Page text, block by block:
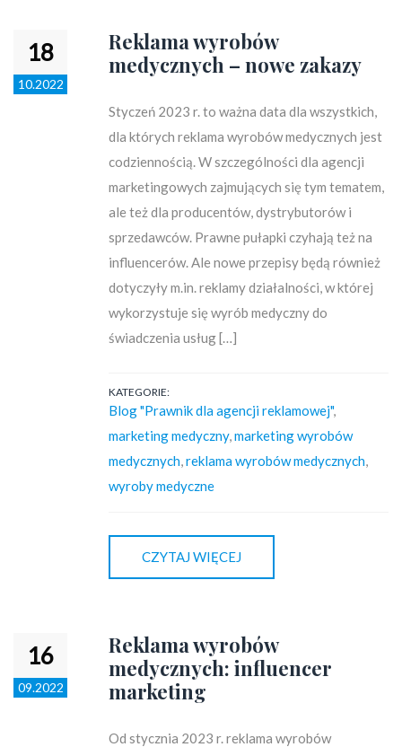
18
10.2022
Reklama wyrobów
medycznych – nowe zakazy
Styczeń 2023 r. to ważna data dla wszystkich,
dla których reklama wyrobów medycznych jest
codziennością. W szczególności dla agencji
marketingowych zajmujących się tym tematem,
ale też dla producentów, dystrybutorów i
sprzedawców. Prawne pułapki czyhają też na
influencerów. Ale nowe przepisy będą również
dotyczyły m.in. reklamy działalności, w której
wykorzystuje się wyrób medyczny do
świadczenia usług […]
KATEGORIE:
Blog "Prawnik dla agencji reklamowej",
marketing medyczny, marketing wyrobów
medycznych reklama wyrobów medycznych
wyroby medyczne
CZYTAJ WIĘCEJ
16
09.2022
Reklama wyrobów
medycznych: influencer
marketing
Od stycznia 2023 r. reklama wyrobów